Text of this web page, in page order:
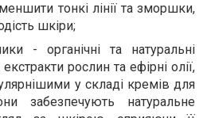
тонкі лінії та зморшки,
шкіри;
- органічні та натуральні
екстракти рослин та ефірні олії,
у складі кремів для
забезпечують натуральне